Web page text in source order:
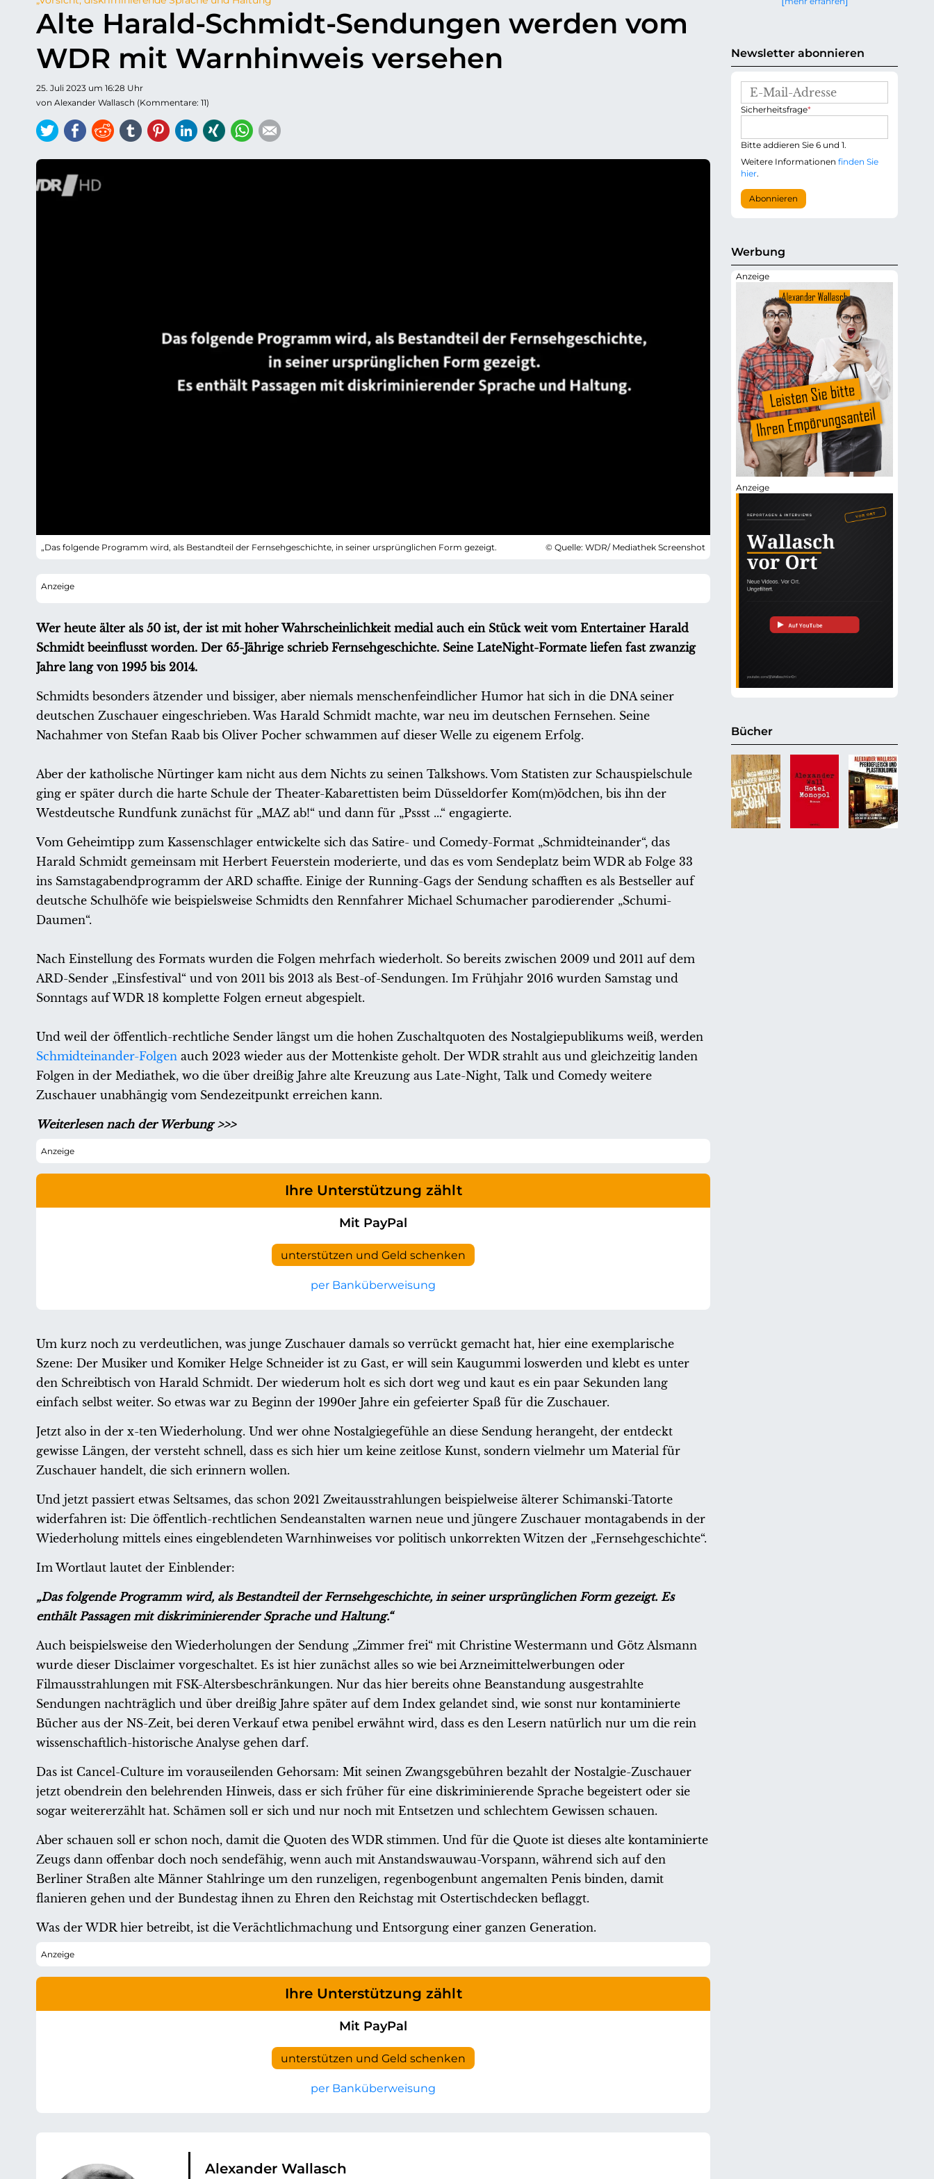
Alte Harald-Schmidt-Sendungen werden vom
WDR mit Warnhinweis versehen
25. Juli 2023 um 16:28 Uhr
von Alexander Wallasch (Kommentare: 11)
TwitterFacebook
ReddittumblrPinterestLinkedIn
Xing WhatsApp
„Das folgende Programm wird, als Bestandteil der Fernsehgeschichte, in seiner ursprünglichen Form gezeigt. © Quelle: WDR/ Mediathek Screenshot
Wer heute älter als 50 ist, der ist mit hoher Wahrscheinlichkeit medial auch ein Stück weit vom Entertainer Harald
Schmidt beeinflusst worden. Der 65-Jährige schrieb Fernsehgeschichte. Seine LateNight-Formate liefen fast zwanzig
Jahre lang von 1995 bis 2014.
Schmidts besonders ätzender und bissiger, aber niemals menschenfeindlicher Humor hat sich in die DNA seiner
deutschen Zuschauer eingeschrieben. Was Harald Schmidt machte, war neu im deutschen Fernsehen. Seine
Nachahmer von Stefan Raab bis Oliver Pocher schwammen auf dieser Welle zu eigenem Erfolg.
Aber der katholische Nürtinger kam nicht aus dem Nichts zu seinen Talkshows. Vom Statisten zur Schauspielschule
ging er später durch die harte Schule der Theater-Kabarettisten beim Düsseldorfer Kom(m)ödchen, bis ihn der
Westdeutsche Rundfunk zunächst für „MAZ ab!“ und dann für „Pssst ...“ engagierte.
Vom Geheimtipp zum Kassenschlager entwickelte sich das Satire- und Comedy-Format „Schmidteinander“, das
Harald Schmidt gemeinsam mit Herbert Feuerstein moderierte, und das es vom Sendeplatz beim WDR ab Folge 33
ins Samstagabendprogramm der ARD schaffte. Einige der Running-Gags der Sendung schafften es als Bestseller auf
deutsche Schulhöfe wie beispielsweise Schmidts den Rennfahrer Michael Schumacher parodierender „Schumi-
Daumen“.
Nach Einstellung des Formats wurden die Folgen mehrfach wiederholt. So bereits zwischen 2009 und 2011 auf dem
ARD-Sender „Einsfestival“ und von 2011 bis 2013 als Best-of-Sendungen. Im Frühjahr 2016 wurden Samstag und
Sonntags auf WDR 18 komplette Folgen erneut abgespielt.
Und weil der öffentlich-rechtliche Sender längst um die hohen Zuschaltquoten des Nostalgiepublikums weiß, werden
Schmidteinander-Folgen auch 2023 wieder aus der Mottenkiste geholt. Der WDR strahlt aus und gleichzeitig landen
Folgen in der Mediathek, wo die über dreißig Jahre alte Kreuzung aus Late-Night, Talk und Comedy weitere
Zuschauer unabhängig vom Sendezeitpunkt erreichen kann.
Weiterlesen nach der Werbung >>>
Ihre Unterstützung zählt
Mit PayPal
unterstützen und Geld schenken
per Banküberweisung
Um kurz noch zu verdeutlichen, was junge Zuschauer damals so verrückt gemacht hat, hier eine exemplarische
Szene: Der Musiker und Komiker Helge Schneider ist zu Gast, er will sein Kaugummi loswerden und klebt es unter
den Schreibtisch von Harald Schmidt. Der wiederum holt es sich dort weg und kaut es ein paar Sekunden lang
einfach selbst weiter. So etwas war zu Beginn der 1990er Jahre ein gefeierter Spaß für die Zuschauer.
Jetzt also in der x-ten Wiederholung. Und wer ohne Nostalgiegefühle an diese Sendung herangeht, der entdeckt
gewisse Längen, der versteht schnell, dass es sich hier um keine zeitlose Kunst, sondern vielmehr um Material für
Zuschauer handelt, die sich erinnern wollen.
Und jetzt passiert etwas Seltsames, das schon 2021 Zweitausstrahlungen beispielweise älterer Schimanski-Tatorte
widerfahren ist: Die öffentlich-rechtlichen Sendeanstalten warnen neue und jüngere Zuschauer montagabends in der
Wiederholung mittels eines eingeblendeten Warnhinweises vor politisch unkorrekten Witzen der „Fernsehgeschichte“.
Im Wortlaut lautet der Einblender:
„Das folgende Programm wird, als Bestandteil der Fernsehgeschichte, in seiner ursprünglichen Form gezeigt. Es
enthält Passagen mit diskriminierender Sprache und Haltung.“
Auch beispielsweise den Wiederholungen der Sendung „Zimmer frei“ mit Christine Westermann und Götz Alsmann
wurde dieser Disclaimer vorgeschaltet. Es ist hier zunächst alles so wie bei Arzneimittelwerbungen oder
Filmausstrahlungen mit FSK-Altersbeschränkungen. Nur das hier bereits ohne Beanstandung ausgestrahlte
Sendungen nachträglich und über dreißig Jahre später auf dem Index gelandet sind, wie sonst nur kontaminierte
Bücher aus der NS-Zeit, bei deren Verkauf etwa penibel erwähnt wird, dass es den Lesern natürlich nur um die rein
wissenschaftlich-historische Analyse gehen darf.
Das ist Cancel-Culture im vorauseilenden Gehorsam: Mit seinen Zwangsgebühren bezahlt der Nostalgie-Zuschauer
jetzt obendrein den belehrenden Hinweis, dass er sich früher für eine diskriminierende Sprache begeistert oder sie
sogar weitererzählt hat. Schämen soll er sich und nur noch mit Entsetzen und schlechtem Gewissen schauen.
Aber schauen soll er schon noch, damit die Quoten des WDR stimmen. Und für die Quote ist dieses alte kontaminierte
Zeugs dann offenbar doch noch sendefähig, wenn auch mit Anstandswauwau-Vorspann, während sich auf den
Berliner Straßen alte Männer Stahlringe um den runzeligen, regenbogenbunt angemalten Penis binden, damit
flanieren gehen und der Bundestag ihnen zu Ehren den Reichstag mit Ostertischdecken beflaggt.
Was der WDR hier betreibt, ist die Verächtlichmachung und Entsorgung einer ganzen Generation.
Ihre Unterstützung zählt
Mit PayPal
unterstützen und Geld schenken
per Banküberweisung
Alexander Wallasch
Newsletter abonnieren
M
l
-
A
r
e
P
i
c
h
t
f
e
Sicherheitsfrage*
Bitte addieren Sie 6 und 1.
Weitere Informationen finden Sie
hier.
Abonnieren
Werbung
Bücher